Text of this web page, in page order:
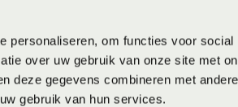
personaliseren, om functies voor
over uw gebruik van onze site met
deze gegevens combineren met
gebruik van hun services.